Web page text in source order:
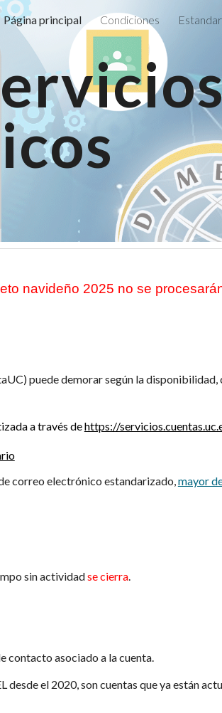
Skip to navigation
Página principal Condiciones
navideño 2025 no se
puede demorar según la
a través dehttps://
correo electrónico estandarizado,mayor
sin actividadse cierra.
contacto asociado a la cuenta.
el 2020, son cuentas que ya están